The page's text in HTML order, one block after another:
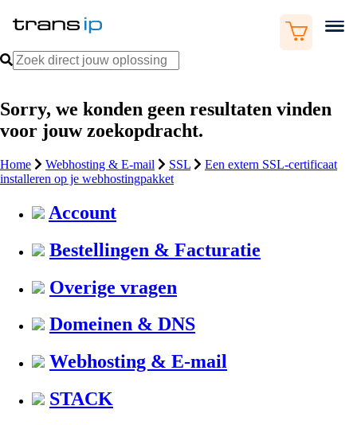
Sorry, we konden geen resultaten vinden
voor jouw zoekopdracht.
Home Webhosting & E-mail SSL
Een extern SSL-certificaat
installeren op je webhostingpakket
Account
Bestellingen & Facturatie
Overige vragen
Domeinen & DNS
Webhosting & E-mail
STACK